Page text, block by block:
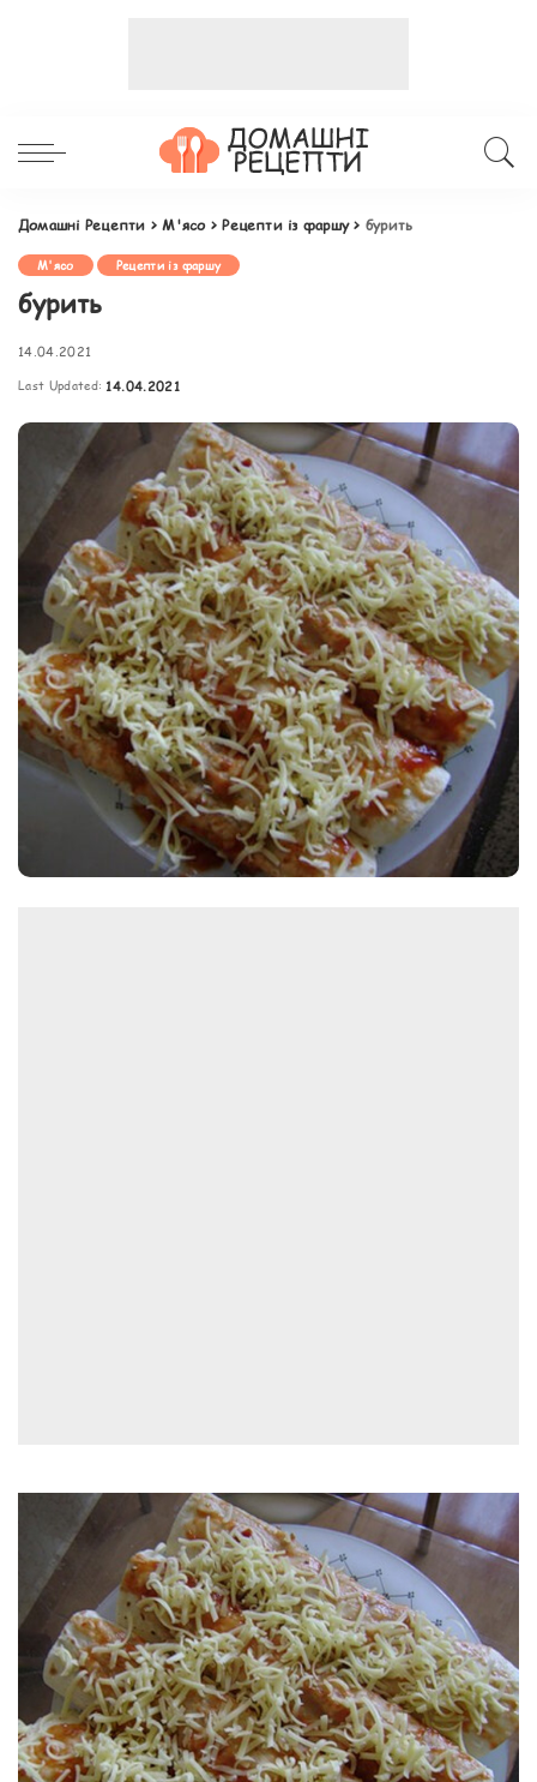
Домашні Рецепти >М'ясо>Рецепти із фаршу> бурить
М'ясо Рецепти із фаршу
бурить
14.04.2021
Last Updated: 14.04.2021